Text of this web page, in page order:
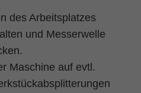
des Arbeitsplatzes
und Messerwelle
Maschine auf evtl.